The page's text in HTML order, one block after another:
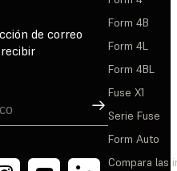
de correo
Suscribirse
Form 4B
Form 4L
Form 4BL
Fuse X1
Serie Fuse
Form Auto
Compara las